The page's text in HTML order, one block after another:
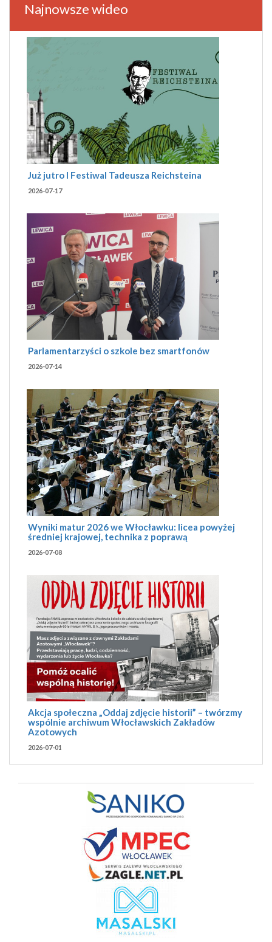
Najnowsze wideo
Już jutro I Festiwal Tadeusza Reichsteina
2026-07-17
Parlamentarzyści o szkole bez smartfonów
2026-07-14
Wyniki matur 2026 we Włocławku: licea powyżej
średniej krajowej, technika z poprawą
2026-07-08
Akcja społeczna „Oddaj zdjęcie historii” – twórzmy
wspólnie archiwum Włocławskich Zakładów
Azotowych
2026-07-01